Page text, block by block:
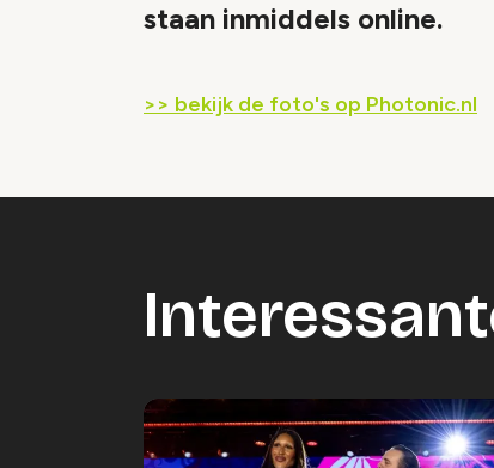
staan inmiddels online.
>> bekijk de foto's op Photonic.nl